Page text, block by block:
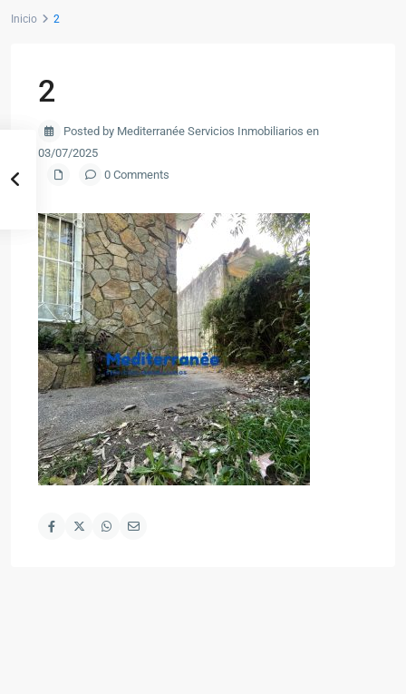
Inicio 2
2
Posted by Mediterranée Servicios Inmobiliarios en
03/07/2025
0 Comments